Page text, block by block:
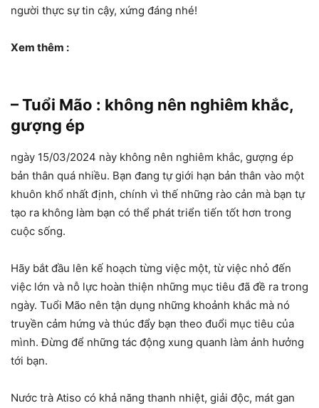
người thực sự tin cậy, xứng đáng nhé!
Xem thêm :
– Tuổi Mão : không nên nghiêm khắc,
gượng ép
ngày 15/03/2024 này không nên nghiêm khắc, gượng ép
bản thân quá nhiều. Bạn đang tự giới hạn bản thân vào một
khuôn khổ nhất định, chính vì thế những rào cản mà bạn tự
tạo ra không làm bạn có thể phát triển tiến tốt hơn trong
cuộc sống.
Hãy bắt đầu lên kế hoạch từng việc một, từ việc nhỏ đến
việc lớn và nỗ lực hoàn thiện những mục tiêu đã đề ra trong
ngày. Tuổi Mão nên tận dụng những khoảnh khắc mà nó
truyền cảm hứng và thúc đẩy bạn theo đuổi mục tiêu của
mình. Đừng để những tác động xung quanh làm ảnh hưởng
tới bạn.
Nước trà Atiso có khả năng thanh nhiệt, giải độc, mát gan